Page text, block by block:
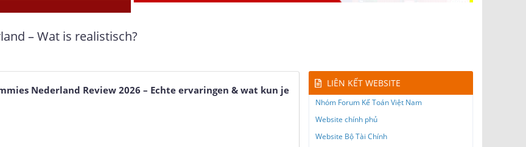
– Wat is realistisch?
Nederland Review 2026 – Echte ervaringen & wat kun je
LIÊN KẾT WEBSITE
Nhóm Forum Kế Toán Việt Nam
Website chính phủ
Website Bộ Tài Chính